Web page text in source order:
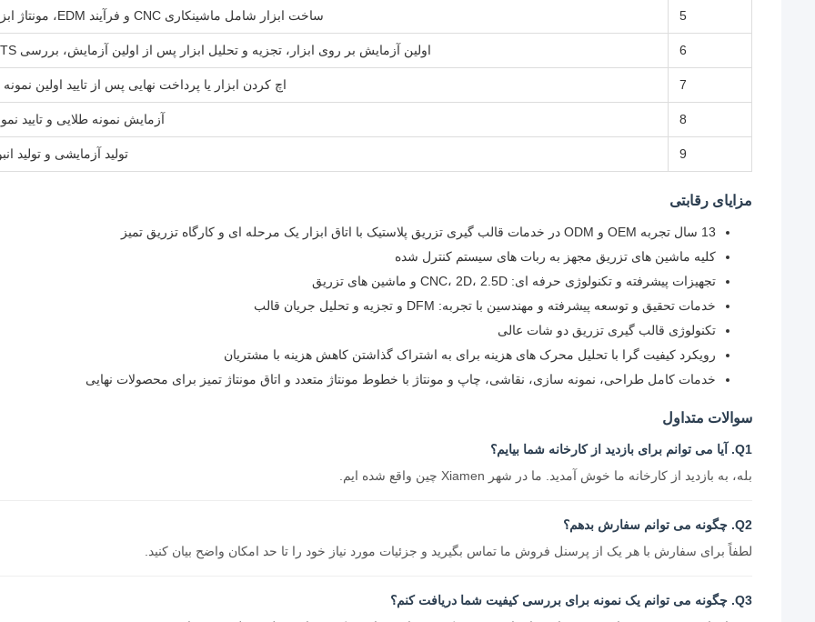
5 ساخت ابزار شامل ماشینکاری CNC و فرآیند EDM، مونتاژ ابزار
6 اولین آزمایش بر روی ابزار، تجزیه و تحلیل ابزار پس از اولین آزمایش، بررسی OTS
7 اچ کردن ابزار یا پرداخت نهایی پس از تایید اولین نمونه
8 آزمایش نمونه طلایی و تایید
9 تولید آزمایشی و تولید
مزایای رقابتی
13 سال تجربه OEM و ODM در خدمات قالب گیری تزریق پلاستیک با اتاق ابزار یک مرحله ای و کارگاه تزریق تمیز
کلیه ماشین های تزریق مجهز به ربات های سیستم کنترل شده
تجهیزات پیشرفته و تکنولوژی حرفه ای: CNC، 2D، 2.5D و ماشین های تزریق
خدمات تحقیق و توسعه پیشرفته و مهندسین با تجربه: DFM و تجزیه و تحلیل جریان قالب
تکنولوژی قالب گیری تزریق دو شات عالی
رویکرد کیفیت گرا با تحلیل محرک های هزینه برای به اشتراک گذاشتن کاهش هزینه با مشتریان
خدمات کامل طراحی، نمونه سازی، نقاشی، چاپ و مونتاژ با خطوط مونتاژ متعدد و اتاق مونتاژ تمیز برای محصولات نهایی
سوالات متداول
Q1. آیا می توانم برای بازدید از کارخانه شما بیایم؟
بله، به بازدید از کارخانه ما خوش آمدید. ما در شهر Xiamen چین واقع شده ایم.
Q2. چگونه می توانم سفارش بدهم؟
لطفاً برای سفارش با هر یک از پرسنل فروش ما تماس بگیرید و جزئیات مورد نیاز خود را تا حد امکان واضح بیان کنید.
Q3. چگونه می توانم یک نمونه برای بررسی کیفیت شما دریافت کنم؟